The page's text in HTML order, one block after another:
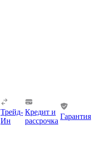
Трейд-
Ин
Кредит и
рассрочка
Гарантия